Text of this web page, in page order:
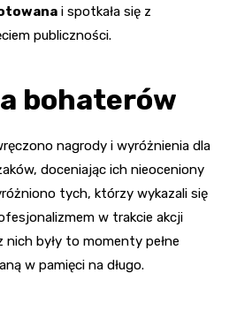
i spotkała się z
publiczności.
bohaterów
nagrody i wyróżnienia dla
doceniając ich nieoceniony
tych, którzy wykazali się
w trakcie akcji
nich były to momenty pełne
w pamięci na długo.